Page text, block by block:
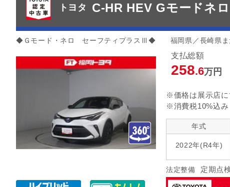
トヨタ C-HR HEV Gモードネ
◆Ｇモード・ネロ セーフティプラスⅢ◆ 福岡県／長崎県また
支払総額
258.6万円
※価格は展示店に
※消費税10%込み
年式
2022年(R4年)
法定整備 定期点